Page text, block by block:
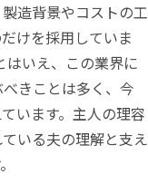
造背景やコストの工
けを採用していま
はいえ、この業界に
きことは多く、今
います。主人の理容
いる夫の理解と支え